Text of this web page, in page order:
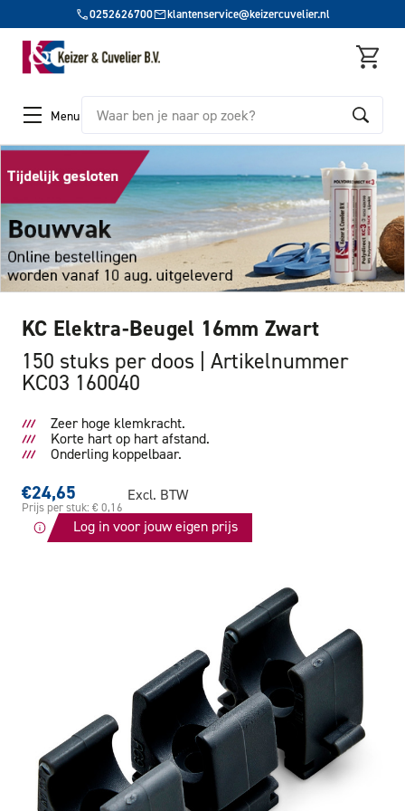
0252626700 klantenservice@keizercuvelier.nl
Menu Zoeken
KC Elektra-Beugel 16mm Zwart
150 stuks per doos
Artikelnummer
KC03 160040
Zeer hoge klemkracht.
Korte hart op hart afstand.
Onderling koppelbaar.
€24,65
Prijs per stuk: € 0,16
Excl. BTW
Log in voor jouw eigen prijs